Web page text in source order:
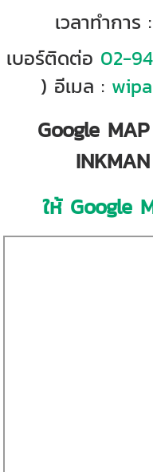
เวลาทำกา
เบอร์ติดต่อ 02-
) อีเมล :
Google
ให้ Google